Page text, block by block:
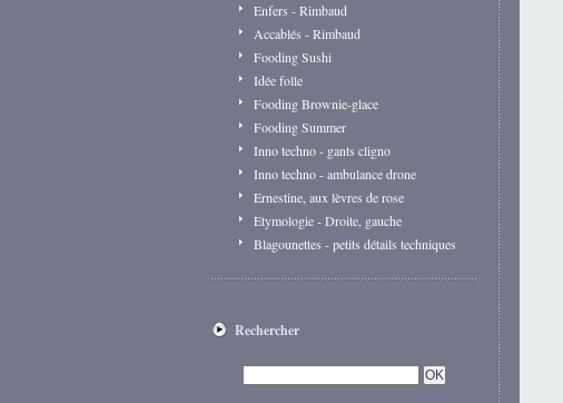
Enfers - Rimbaud
Accablés - Rimbaud
Fooding Sushi
Idée folle
Fooding Brownie-glace
Fooding Summer
Inno techno - gants cligno
Inno techno - ambulance drone
Ernestine, aux lèvres de rose
Etymologie - Droite, gauche
Blagounettes - petits détails techniques
Rechercher